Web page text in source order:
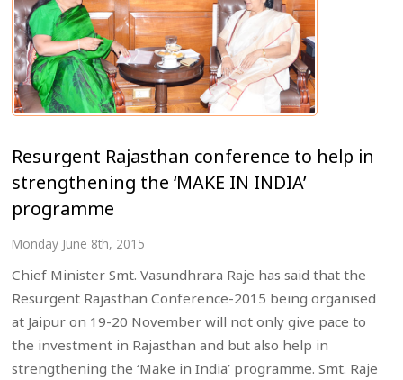
Resurgent Rajasthan conference to help in
strengthening the ‘MAKE IN INDIA’
programme
Monday June 8th, 2015
Chief Minister Smt. Vasundhrara Raje has said that the
Resurgent Rajasthan Conference-2015 being organised
at Jaipur on 19-20 November will not only give pace to
the investment in Rajasthan and but also help in
strengthening the ‘Make in India’ programme. Smt. Raje